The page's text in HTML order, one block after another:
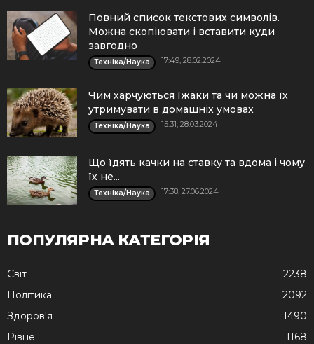
Повний список текстових символів.
Можна скопіювати і вставити куди
завгодно
Техніка/Наука 17:49, 28.02.2024
Чим харчуються їжаки та чи можна їх
утримувати в домашніх умовах
Техніка/Наука 15:31, 28.03.2024
Що їдять качки на ставку та вдома і чому
їх не...
Техніка/Наука 17:38, 27.06.2024
ПОПУЛЯРНА КАТЕГОРІЯ
Cвіт
2238
Політика
2092
Здоров'я
1490
Рівне
1168